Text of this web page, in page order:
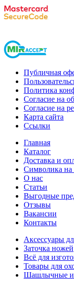
Публичная
Политика
Согласие на
Согласие на
Карта сайта
Ссылки
Главная
Каталог
Доставка и
Символика на
О нас
Статьи
Выгодные
Отзывы
Вакансии
Контакты
Аксессуары
Заточка ножей
Всё для
Товары для
Шашлычные и